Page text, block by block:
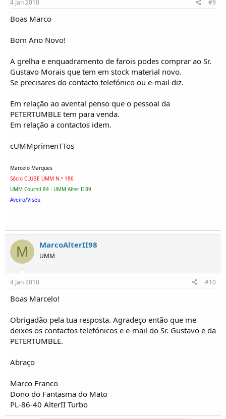
4 Jan 2010 #9
Boas Marco
Bom Ano Novo!
A grelha e enquadramento de farois podes comprar ao Sr.
Gustavo Morais que tem em stock material novo.
Se precisares do contacto telefónico ou e-mail diz.
Em relação ao avental penso que o pessoal da
PETERTUMBLE tem para venda.
Em relação a contactos idem.
cUMMprimenTTos
Marcelo Marques
Sócio CLUBE UMM N.º 186
UMM Cournil 84 - UMM Alter II 89
Aveiro/Viseu
M MarcoAlterII98
UMM
4 Jan 2010 #10
Boas Marcelo!
Obrigadão pela tua resposta. Agradeço então que me
deixes os contactos telefónicos e e-mail do Sr. Gustavo e da
PETERTUMBLE.
Abraço
Marco Franco
Dono do Fantasma do Mato
PL-86-40 AlterII Turbo